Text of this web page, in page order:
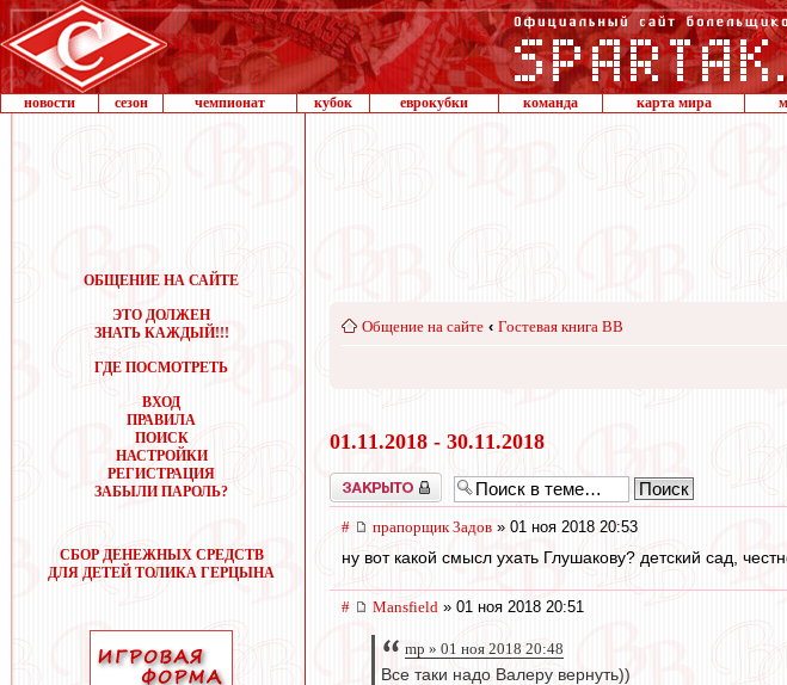
новости сезон чемпионат кубок еврокубки команда карта мира
ОБЩЕНИЕ НА САЙТЕ
ЭТО ДОЛЖЕН
ЗНАТЬ КАЖДЫЙ!!!
ГДЕ ПОСМОТРЕТЬ
ВХОД
ПРАВИЛА
ПОИСК
НАСТРОЙКИ
РЕГИСТРАЦИЯ
ЗАБЫЛИ ПАРОЛЬ?
СБОР ДЕНЕЖНЫХ СРЕДСТВ
ДЛЯ ДЕТЕЙ ТОЛИКА ГЕРЦЫНА
Общение на сайте ‹ Гостевая книга ВВ
01.11.2018 - 30.11.2018
Закрыто
# прапорщик 3адoв » 01 ноя 2018 20:53
ну вот какой смысл ухать Глушакову? детский сад,
# Mansfield » 01 ноя 2018 20:51
mp » 01 ноя 2018 20:48
Все таки надо Валеру вернуть))